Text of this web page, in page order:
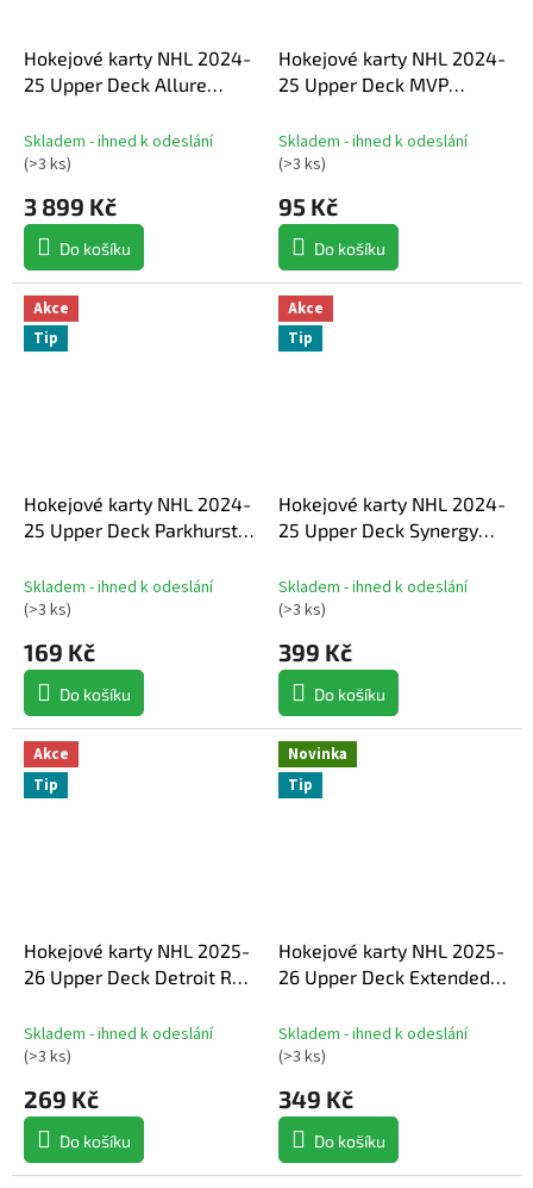
Hokejové karty NHL 2024-
25 Upper Deck Allure
Skladem - ihned k odeslání
(>3 ks)
3 899 Kč
Do košíku
Hokejové karty NHL 2024-
25 Upper Deck MVP
Skladem - ihned k odeslání
(>3 ks)
95 Kč
Do košíku
Akce
Tip
Hokejové karty NHL 2024-
25 Upper Deck Parkhurst
balíček
Skladem - ihned k odeslání
(>3 ks)
169 Kč
Do košíku
Akce
Tip
Hokejové karty NHL 2024-
25 Upper Deck Synergy
Skladem - ihned k odeslání
(>3 ks)
399 Kč
Do košíku
Akce
Tip
Hokejové karty NHL 2025-
26 Upper Deck Detroit Red
Hobby Balíček
Skladem - ihned k odeslání
(>3 ks)
269 Kč
Do košíku
Novinka
Tip
Hokejové karty NHL 2025-
26 Upper Deck Extended
Skladem - ihned k odeslání
(>3 ks)
349 Kč
Do košíku